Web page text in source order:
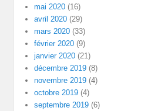
mai 2020 (16)
avril 2020 (29)
mars 2020 (33)
février 2020 (9)
janvier 2020 (21)
décembre 2019 (8)
novembre 2019 (4)
octobre 2019 (4)
septembre 2019 (6)